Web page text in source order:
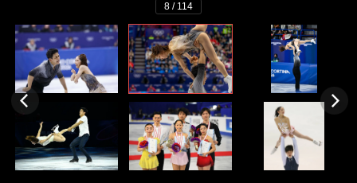
8 / 114